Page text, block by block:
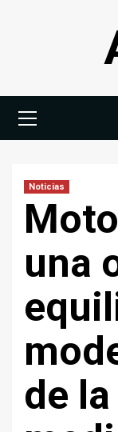
principal
Noticias
una
de